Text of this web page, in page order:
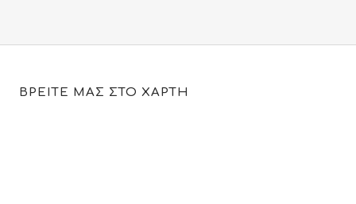
ΒΡΕΙΤΕ ΜΑΣ ΣΤΟ ΧΑΡΤΗ